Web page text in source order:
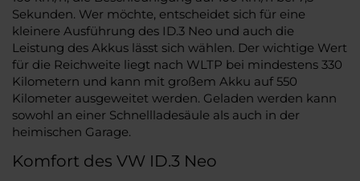
Sekunden. Wer möchte, entscheidet sich für eine
kleinere Ausführung des ID.3 Neo und auch die
Leistung des Akkus lässt sich wählen. Der wichtige Wert
für die Reichweite liegt nach WLTP bei mindestens 330
Kilometern und kann mit großem Akku auf 550
Kilometer ausgeweitet werden. Geladen werden kann
sowohl an einer Schnellladesäule als auch in der
heimischen Garage.
Komfort des VW ID.3 Neo